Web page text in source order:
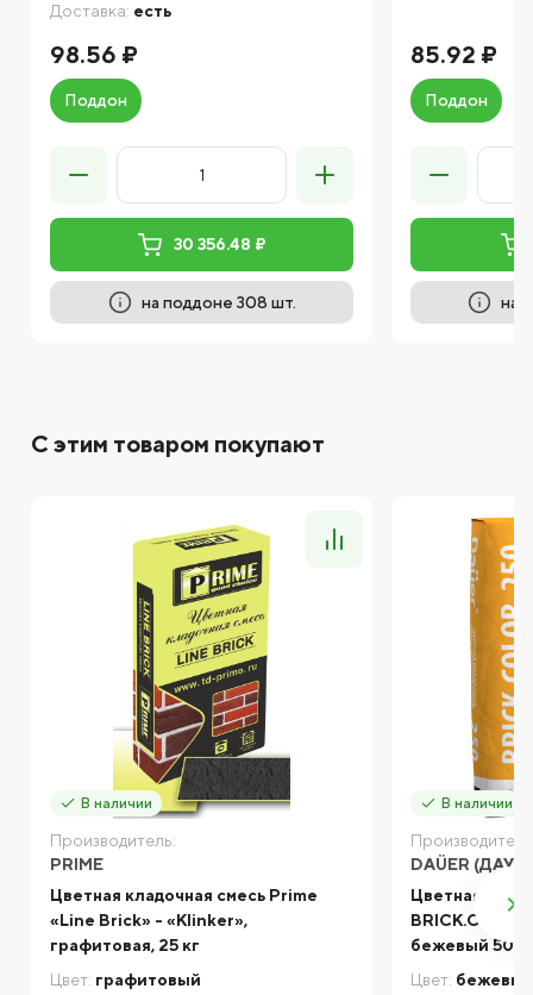
Доставка: есть
98.56 ₽
Поддон
30 356.48 ₽
на поддоне 308 шт.
85.92 ₽
Поддон
на
С этим товаром покупают
В наличии
Производитель:
PRIME
Цветная кладочная смесь Prime
«Line Brick» - «Klinker»,
графитовая, 25 кг
Цвет: графитовый
В наличии
DAÜER
Цветная
бежевый 50
Цвет: